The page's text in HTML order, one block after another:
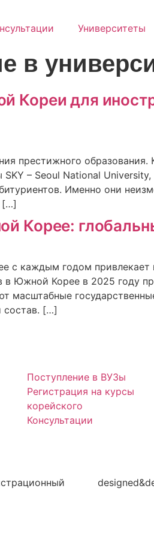
Университеты
в
Кореи для
престижного
– Seoul National
Именно они
[…]
Корее:
с каждым годом
Южной Корее в 2025 году
масштабные
состав. […]
Поступление в ВУЗы
Регистрация на курсы
корейского
Консультации